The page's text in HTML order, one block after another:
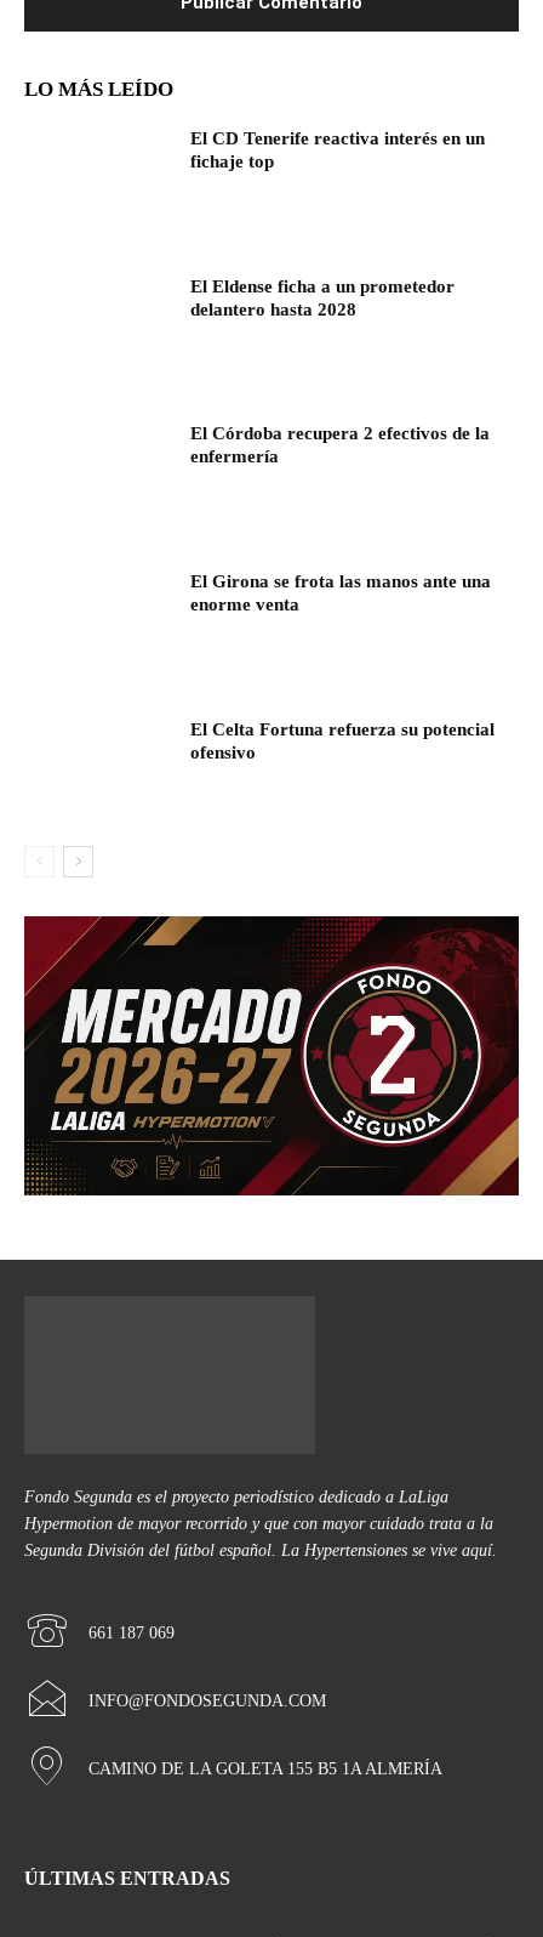
LO MÁS LEÍDO
El CD Tenerife reactiva interés en un
fichaje top
El Eldense ficha a un prometedor
delantero hasta 2028
El Córdoba recupera 2 efectivos de la
enfermería
El Girona se frota las manos ante una
enorme venta
El Celta Fortuna refuerza su potencial
ofensivo
Fondo Segunda es el proyecto periodístico dedicado a LaLiga
Hypermotion de mayor recorrido y que con mayor cuidado trata a la
Segunda División del fútbol español. La Hypertensiones se vive aquí.
661 187 069
INFO@FONDOSEGUNDA.COM
CAMINO DE LA GOLETA 155 B5 1A ALMERÍA
ÚLTIMAS ENTRADAS